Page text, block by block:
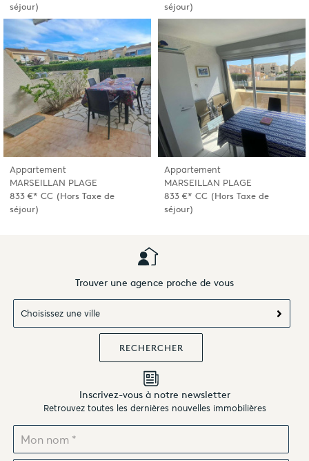
séjour)
séjour)
Appartement
MARSEILLAN PLAGE
833 €* CC(Hors Taxe de
séjour)
Appartement
MARSEILLAN PLAGE
833 €* CC(Hors Taxe de
séjour)
Trouver une agence proche de vous
Choisissez une ville
Inscrivez-vous à notre newsletter
Retrouvez toutes les dernières nouvelles immobilières